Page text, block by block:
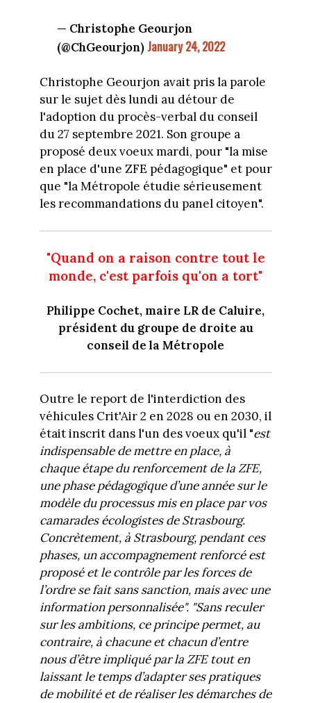
— Christophe Geourjon
(@ChGeourjon) January 24, 2022
Christophe Geourjon avait pris la parole
sur le sujet dès lundi au détour de
l'adoption du procès-verbal du conseil
du 27 septembre 2021. Son groupe a
proposé deux voeux mardi, pour "la mise
en place d'une ZFE pédagogique" et pour
que "la Métropole étudie sérieusement
les recommandations du panel citoyen".
"Quand on a raison contre tout le
monde, c'est parfois qu'on a tort"
Philippe Cochet, maire LR de Caluire,
président du groupe de droite au
conseil de la Métropole
Outre le report de l'interdiction des
véhicules Crit'Air 2 en 2028 ou en 2030, il
était inscrit dans l'un des voeux qu'il "est
indispensable de mettre en place, à
chaque étape du renforcement de la ZFE,
une phase pédagogique d’une année sur le
modèle du processus mis en place par vos
camarades écologistes de Strasbourg.
Concrètement, à Strasbourg, pendant ces
phases, un accompagnement renforcé est
proposé et le contrôle par les forces de
l’ordre se fait sans sanction, mais avec une
information personnalisée". "Sans reculer
sur les ambitions, ce principe permet, au
contraire, à chacune et chacun d’entre
nous d’être impliqué par la ZFE touten
laissant le temps d’adapter ses pratiques
de mobilité et de réaliser les démarches de